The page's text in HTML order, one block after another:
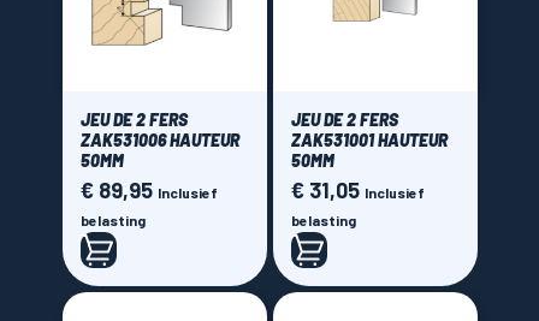
JEU DE 2 FERS
ZAK531006 HAUTEUR
50MM
Prijs
€ 89,95 Inclusief
belasting
JEU DE 2 FERS
ZAK531001 HAUTEUR
50MM
Prijs
€ 31,05 Inclusief
belasting